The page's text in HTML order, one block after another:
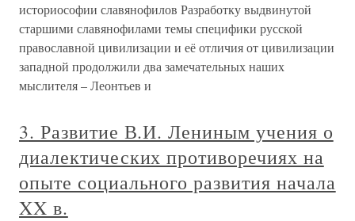
историософии славянофилов Разработку выдвинутой
старшими славянофилами темы специфики русской
православной цивилизации и её отличия от цивилизации
западной продолжили два замечательных наших
мыслителя – Леонтьев и
3. Развитие В.И. Лениным учения о
диалектических противоречиях на
опыте социального развития начала
XX в.